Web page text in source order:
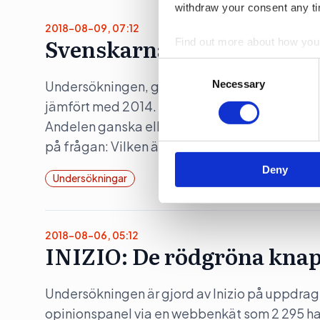
withdraw your consent any
Find out more about how
information about your use
other information that
Necessary
Deny
2018-08-09, 07:12
Svenskarna mindre
Undersökningen, gjorde bland 1 000
jämfört med 2014. Andelen ganska eller
Andelen ganska eller mycket negativa har
på frågan: Vilken är din allmänna inställning
Undersökningar
2018-08-06, 05:12
INIZIO: De rödgröna
Undersökningen är gjord av Inizio på
opinionspanel via en webbenkät som 2 295